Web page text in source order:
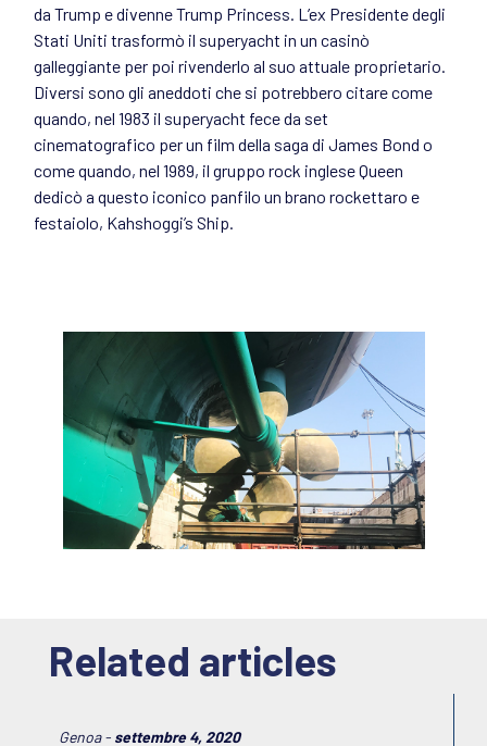
da Trump e divenne Trump Princess. L’ex Presidente degli
Stati Uniti trasformò il superyacht in un casinò
galleggiante per poi rivenderlo al suo attuale proprietario.
Diversi sono gli aneddoti che si potrebbero citare come
quando, nel 1983 il superyacht fece da set
cinematografico per un film della saga di James Bond o
come quando, nel 1989, il gruppo rock inglese Queen
dedicò a questo iconico panfilo un brano rockettaro e
festaiolo, Kahshoggi’s Ship.
Related articles
Genoa - settembre 4, 2020